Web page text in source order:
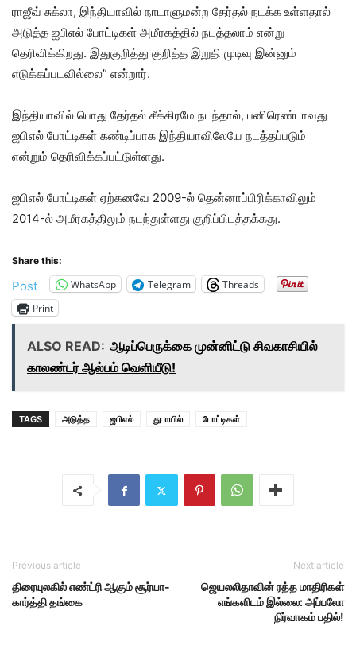
ராஜீவ் சுக்லா, இந்தியாவில் நாடாளுமன்ற தேர்தல் நடக்க உள்ளதால்
அடுத்த ஐபிஎல் போட்டிகள் அமீரகத்தில் நடத்தலாம் என்று
தெரிவிக்கிறது. இதுகுறித்து குறித்த இறுதி முடிவு இன்னும்
எடுக்கப்படவில்லை” என்றார்.
இந்தியாவில் பொது தேர்தல் சீக்கிரமே நடந்தால், பனிரெண்டாவது
ஐபிஎல் போட்டிகள் கண்டிப்பாக இந்தியாவிலேயே நடத்தப்படும்
என்றும் தெரிவிக்கப்பட்டுள்ளது.
ஐபிஎல் போட்டிகள் ஏற்கனவே 2009-ல் தென்னாப்பிரிக்காவிலும்
2014-ல் அமீரகத்திலும் நடந்துள்ளது குறிப்பிடத்தக்கது.
Share this:
Post WhatsApp Telegram
Threads
Print
ALSO READ: ஆடிப்பெருக்கை முன்னிட்டு சிவகாசியில்
காலண்டர் ஆல்பம் வெளியீடு!
TAGS அடுத்த ஐபிஎல் துபாயில் போட்டிகள்
Previous article
திரையுலகில் எண்ட்ரி ஆகும் சூர்யா-
கார்த்தி தங்கை
Next article
ஜெயலலிதாவின் ரத்த மாதிரிகள்
எங்களிடம் இல்லை: அப்பலோ
நிர்வாகம் பதில்!